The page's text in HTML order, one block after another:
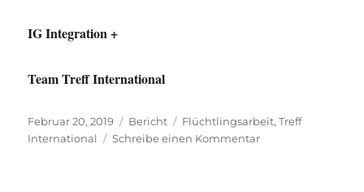
IG Integration +
Team Treff International
Veröffentlicht
am
Februar 20, 2019 Kategorien
Bericht Schlagwörter
Flüchtlingsarbeit,Treff
International
Schreibe einen Kommentarzu